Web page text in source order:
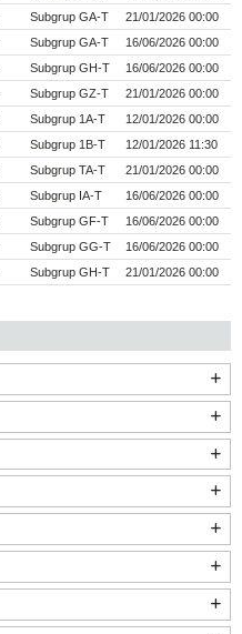
Subgrup GA-T
21/01/2026 00:00
Subgrup GA-T
16/06/2026 00:00
Subgrup GH-T
16/06/2026 00:00
Subgrup GZ-T
21/01/2026 00:00
Subgrup 1A-T
12/01/2026 00:00
Subgrup 1B-T
12/01/2026 11:30
Subgrup TA-T
21/01/2026 00:00
Subgrup IA-T
16/06/2026 00:00
Subgrup GF-T
16/06/2026 00:00
Subgrup GG-T
16/06/2026 00:00
Subgrup GH-T 21/01/2026 00:00